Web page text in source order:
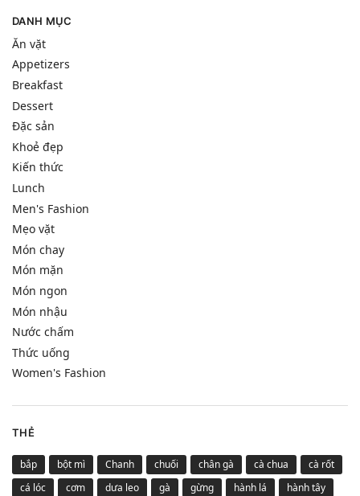
DANH MỤC
Ăn vặt
Appetizers
Breakfast
Dessert
Đặc sản
Khoẻ đẹp
Kiến thức
Lunch
Men's Fashion
Mẹo vặt
Món chay
Món mặn
Món ngon
Món nhậu
Nước chấm
Thức uống
Women's Fashion
THẺ
bắp bột mì Chanh chuối chân gà cà chua
cà rốt
cá lóc
cơm dưa leo gà gừng hành lá
hành tây